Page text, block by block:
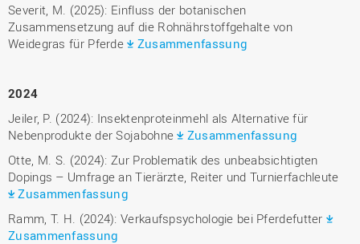
Severit, M. (2025): Einfluss der botanischen
Zusammensetzung auf die Rohnährstoffgehalte von
Weidegras für Pferde
Zusammenfassung
2024
Jeiler, P. (2024): Insektenproteinmehl als Alternative für
Nebenprodukte der Sojabohne
Zusammenfassung
Otte, M. S. (2024): Zur Problematik des unbeabsichtigten
Dopings – Umfrage an Tierärzte, Reiter und Turnierfachleute
Zusammenfassung
Ramm, T. H. (2024): Verkaufspsychologie bei Pferdefutter
Zusammenfassung